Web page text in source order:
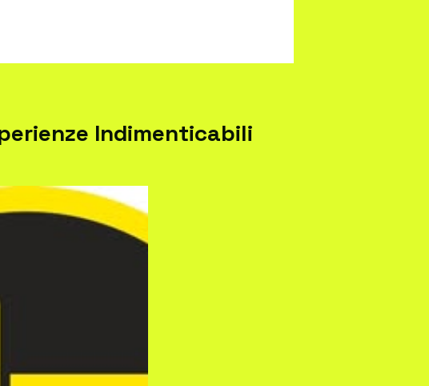
Indimenticabili